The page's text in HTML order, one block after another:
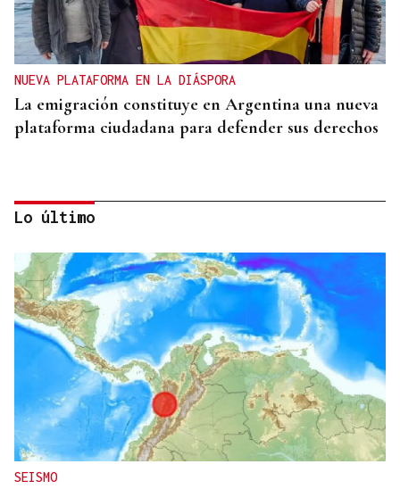
NUEVA PLATAFORMA EN LA DIÁSPORA
La emigración constituye en Argentina una nueva
plataforma ciudadana para defender sus derechos
El Ballet Folklórico Tupa Marka en gira en España
y Francia
Lo último
SEISMO